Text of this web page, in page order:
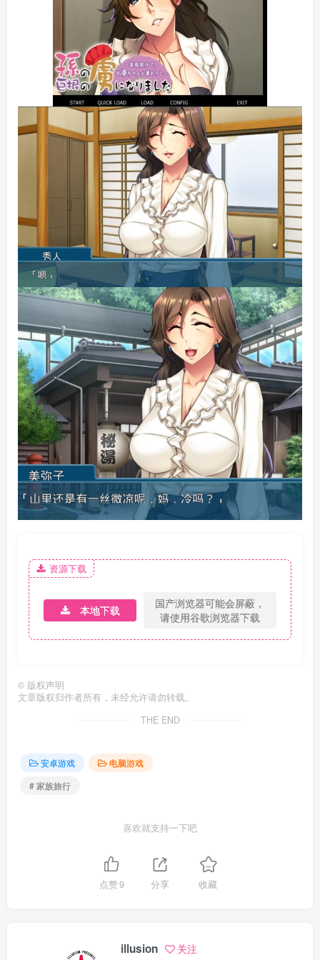
资源下载
本地下载
国产浏览器可能会屏蔽，
请使用谷歌浏览器下载
© 版权声明
文章版权归作者所有，未经允许请勿转载。
THE END
安卓游戏
电脑游戏
# 家族旅行
喜欢就支持一下吧
点赞9 分享 收藏
illusion 关注